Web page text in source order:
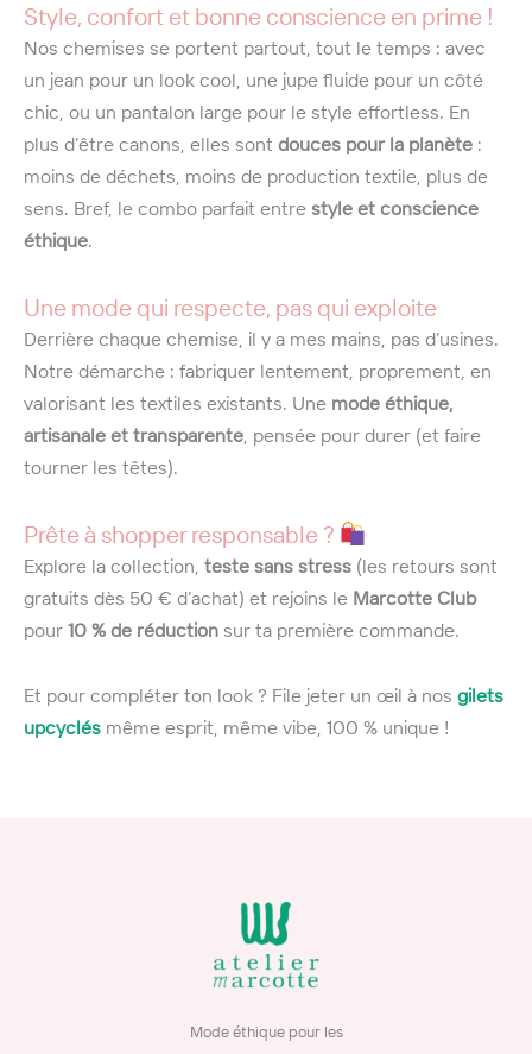
Style, confort et bonne conscience en prime !
Nos chemises se portent partout, tout le temps : avec
un jean pour un look cool, une jupe fluide pour un côté
chic, ou un pantalon large pour le style effortless. En
plus d’être canons, elles sont douces pour la planète :
moins de déchets, moins de production textile, plus de
sens. Bref, le combo parfait entre style et conscience
éthique.
Une mode qui respecte, pas qui exploite
Derrière chaque chemise, il y a mes mains, pas d’usines.
Notre démarche : fabriquer lentement, proprement, en
valorisant les textiles existants. Une mode éthique,
artisanale et transparente , pensée pour durer (et faire
tourner les têtes).
Prête à shopper responsable ?
Explore la collection, teste sans stress (les retours sont
gratuits dès 50 € d’achat) et rejoins le Marcotte Club
pour 10 % de réduction sur ta première commande.
Et pour compléter ton look ? File jeter un œil à nos gilets
upcyclés même esprit, même vibe, 100 % unique !
Mode éthique pour les